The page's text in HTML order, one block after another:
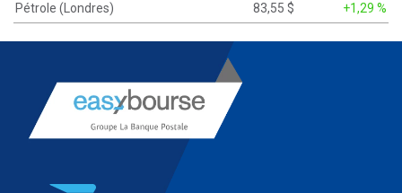
Pétrole (Londres)
83,55 $ +1,29 %